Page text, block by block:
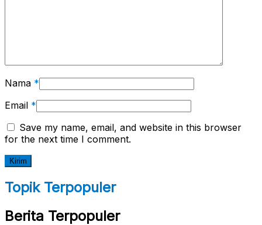
Nama *
Email *
Save my name, email, and website in this browser
for the next time I comment.
Topik Terpopuler
Berita Terpopuler